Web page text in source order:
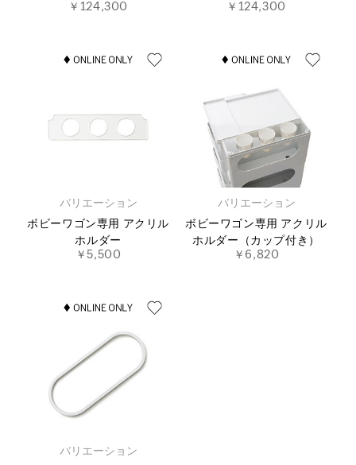
￥124,300
￥124,300
バリエーション
ボビーワゴン専用 アクリル
ホルダー
￥5,500
バリエーション
ボビーワゴン専用 アクリル
ホルダー（カップ付き）
￥6,820
バリエーション